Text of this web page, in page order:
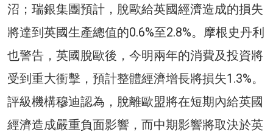
沼；瑞銀集團預計，脫歐給英國經濟造成的損失
將達到英國生產總值的0.6%至2.8%。摩根史丹利
也警告，英國脫歐後，今明兩年的消費及投資將
受到重大衝擊，預計整體經濟增長將損失1.3%。
評級機構穆迪認為，脫離歐盟將在短期內給英國
經濟造成嚴重負面影響，而中期影響將取決於英